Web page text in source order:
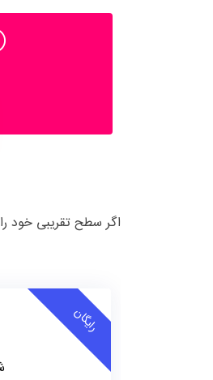
اگر سطح تقریبی خود
رایگان